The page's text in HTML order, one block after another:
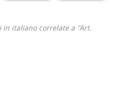
in italiano correlate a "Art.